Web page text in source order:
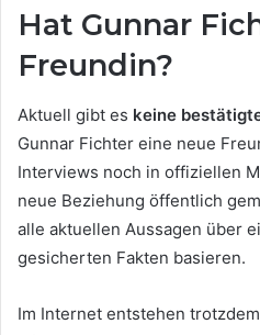
Hat Gunnar
Freundin?
Aktuell gibt es keine
Gunnar Fichter eine neue
Interviews noch in offiziellen
neue Beziehung öffentlich
alle aktuellen Aussagen über
gesicherten Fakten basieren.
Im Internet entstehen